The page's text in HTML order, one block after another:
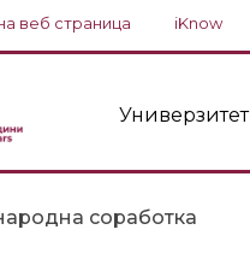
веб страница iKnow
Универзитет
соработка